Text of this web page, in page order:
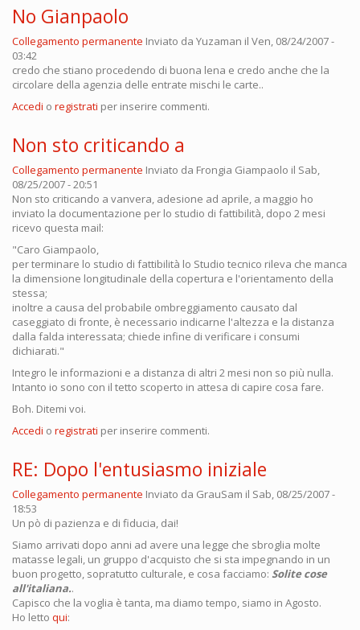
No Gianpaolo
Collegamento permanente Inviato da Yuzaman il Ven, 08/24/2007 -
03:42
credo che stiano procedendo di buona lena e credo anche che la
circolare della agenzia delle entrate mischi le carte..
Accedi o registrati per inserire commenti.
Non sto criticando a
Collegamento permanente Inviato da Frongia Giampaolo il Sab,
08/25/2007 - 20:51
Non sto criticando a vanvera, adesione ad aprile, a maggio ho
inviato la documentazione per lo studio di fattibilità, dopo 2 mesi
ricevo questa mail:
"Caro Giampaolo,
per terminare lo studio di fattibilità lo Studio tecnico rileva che manca
la dimensione longitudinale della copertura e l'orientamento della
stessa;
inoltre a causa del probabile ombreggiamento causato dal
caseggiato di fronte, è necessario indicarne l'altezza e la distanza
dalla falda interessata; chiede infine di verificare i consumi
dichiarati."
Integro le informazioni e a distanza di altri 2 mesi non so più nulla.
Intanto io sono con il tetto scoperto in attesa di capire cosa fare.
Boh. Ditemi voi.
Accedi o registrati per inserire commenti.
RE: Dopo l'entusiasmo iniziale
Collegamento permanente Inviato da GrauSam il Sab, 08/25/2007 -
18:53
Un pò di pazienza e di fiducia, dai!
Siamo arrivati dopo anni ad avere una legge che sbroglia molte
matasse legali, un gruppo d'acquisto che si sta impegnando in un
buon progetto, sopratutto culturale, e cosa facciamo: Solite cose
all'italiana..
Capisco che la voglia è tanta, ma diamo tempo, siamo in Agosto.
Ho letto qui: